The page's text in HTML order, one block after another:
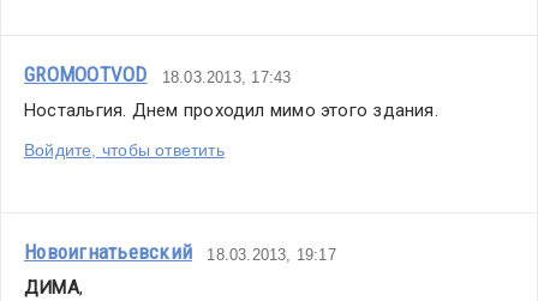
GROMOOTVOD 18.03.2013, 17:43
Ностальгия. Днем проходил мимо этого здания.
Войдите, чтобы ответить
Новоигнатьевский 18.03.2013, 19:17
ДИМА,